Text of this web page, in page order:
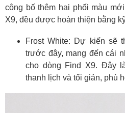
công bố thêm hai phối màu
X9, đều được hoàn thiện bằng
Frost White: Dự kiến sẽ
trước đây, mang đến cái
cho dòng Find X9. Đây
thanh lịch và tối giản, phù